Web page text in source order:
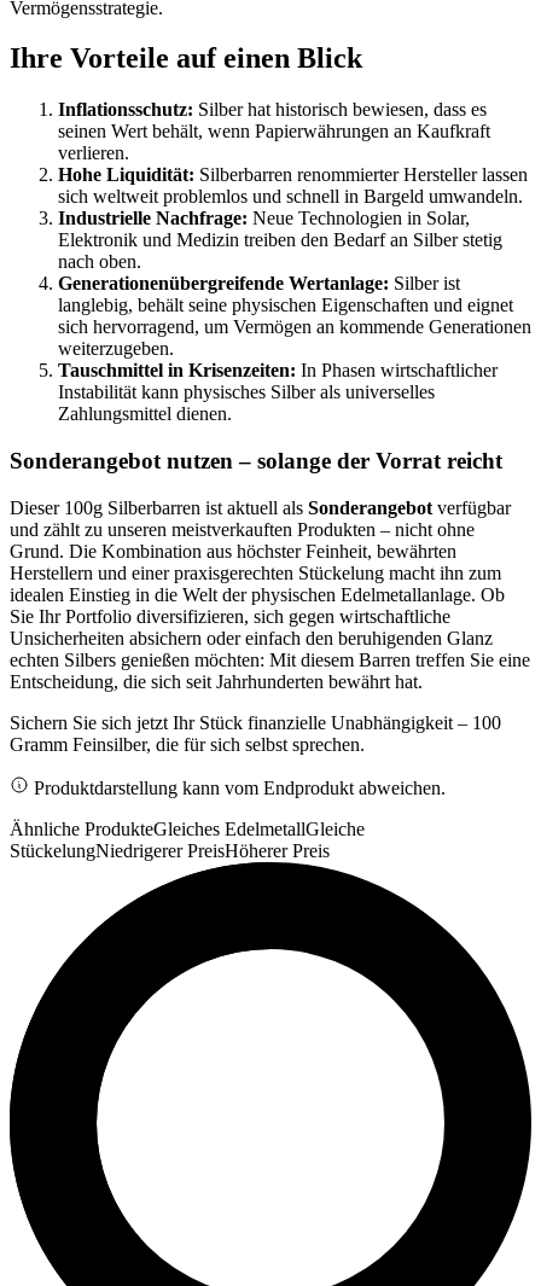
Vermögensstrategie.
Ihre Vorteile auf einen Blick
Inflationsschutz: Silber hat historisch bewiesen, dass es
seinen Wert behält, wenn Papierwährungen an Kaufkraft
verlieren.
Hohe Liquidität: Silberbarren renommierter Hersteller lassen
sich weltweit problemlos und schnell in Bargeld umwandeln.
Industrielle Nachfrage: Neue Technologien in Solar,
Elektronik und Medizin treiben den Bedarf an Silber stetig
nach oben.
Generationenübergreifende Wertanlage: Silber ist
langlebig, behält seine physischen Eigenschaften und eignet
sich hervorragend, um Vermögen an kommende Generationen
weiterzugeben.
Tauschmittel in Krisenzeiten: In Phasen wirtschaftlicher
Instabilität kann physisches Silber als universelles
Zahlungsmittel dienen.
Sonderangebot nutzen – solange der Vorrat reicht
Dieser 100g Silberbarren ist aktuell als Sonderangebot verfügbar
und zählt zu unseren meistverkauften Produkten – nicht ohne
Grund. Die Kombination aus höchster Feinheit, bewährten
Herstellern und einer praxisgerechten Stückelung macht ihn zum
idealen Einstieg in die Welt der physischen Edelmetallanlage. Ob
Sie Ihr Portfolio diversifizieren, sich gegen wirtschaftliche
Unsicherheiten absichern oder einfach den beruhigenden Glanz
echten Silbers genießen möchten: Mit diesem Barren treffen Sie eine
Entscheidung, die sich seit Jahrhunderten bewährt hat.
Sichern Sie sich jetzt Ihr Stück finanzielle Unabhängigkeit – 100
Gramm Feinsilber, die für sich selbst sprechen.
Produktdarstellung kann vom Endprodukt abweichen.
Ähnliche ProdukteGleiches EdelmetallGleiche
StückelungNiedrigerer PreisHöherer Preis